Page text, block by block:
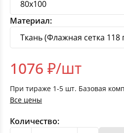
Материал:
1076 ₽/шт
При тираже 1-5 шт. Базовая
Все цены
Количество: